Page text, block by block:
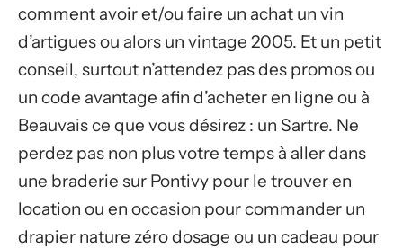
comment avoir et/ou faire un achat un vin
d’artigues ou alors un vintage 2005. Et un petit
conseil, surtout n’attendez pas des promos ou
un code avantage afin d’acheter en ligne ou à
Beauvais ce que vous désirez : un Sartre. Ne
perdez pas non plus votre temps à aller dans
une braderie sur Pontivy pour le trouver en
location ou en occasion pour commander un
drapier nature zéro dosage ou un cadeau pour